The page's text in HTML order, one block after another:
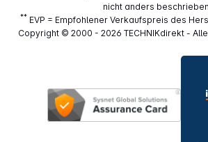
nicht anders beschrieben
**EVP = Empfohlener Verkaufspreis des
Copyright © 2000 - 2026 TECHNIKdirekt -